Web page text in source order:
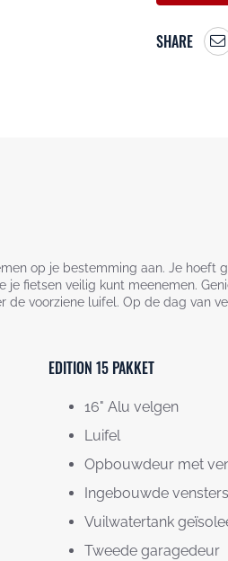
SHARE
op je bestemming aan. Je hoeft
je fietsen veilig kunt meenemen.
voorziene luifel. Op de dag van
EDITION 15 PAKKET
16" Alu velgen
Luifel
Opbouwdeur met
Ingebouwde vensters
Vuilwatertank
Tweede garagedeur